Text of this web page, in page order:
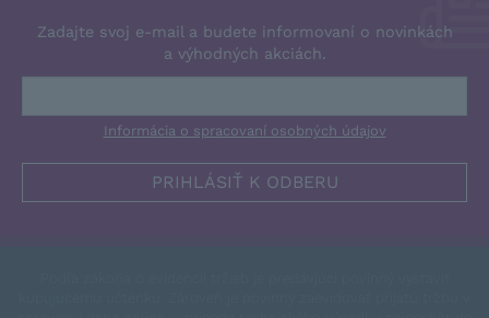
Zadajte svoj e-mail a budete informovaní o novinkách
a výhodných akciách.
Informácia o spracovaní osobných údajov